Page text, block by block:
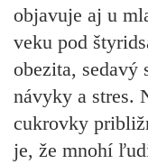
objavuje aj u
veku pod
obezita, sedavý
návyky a stres.
cukrovky
je, že mnohí